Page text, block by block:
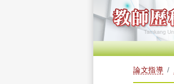
論文指導